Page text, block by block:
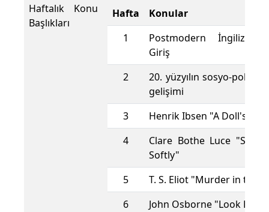
Haftalık Konu
Başlıkları
Hafta
Konular
1
Postmodern İngiliz
Giriş
2
20. yüzyılın sosyo-politik
gelişimi
3
Henrik Ibsen "A Doll's
4
Clare Bothe Luce
Softly"
5
T. S. Eliot "Murder in the
6
John Osborne "Look